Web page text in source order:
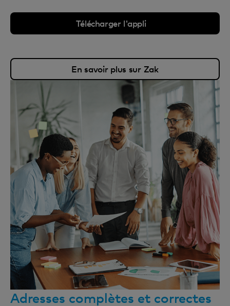
Télécharger l'appli
En savoir plus sur Zak
Adresses complètes et correctes